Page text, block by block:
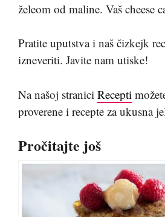
želeom od maline. Vaš cheese
Pratite uputstva i naš čizkejk
izneveriti. Javite nam utiske!
Na našoj stranici Recepti
proverene i recepte za ukusna
Pročitajte još